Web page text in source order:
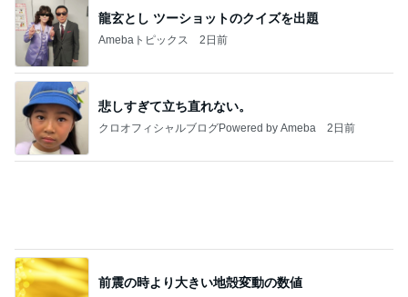
龍玄とし ツーショットのクイズを出題
Amebaトピックス 2日前
悲しすぎて立ち直れない。
クロオフィシャルブログPowered by Ameba 2日前
前震の時より大きい地殻変動の数値